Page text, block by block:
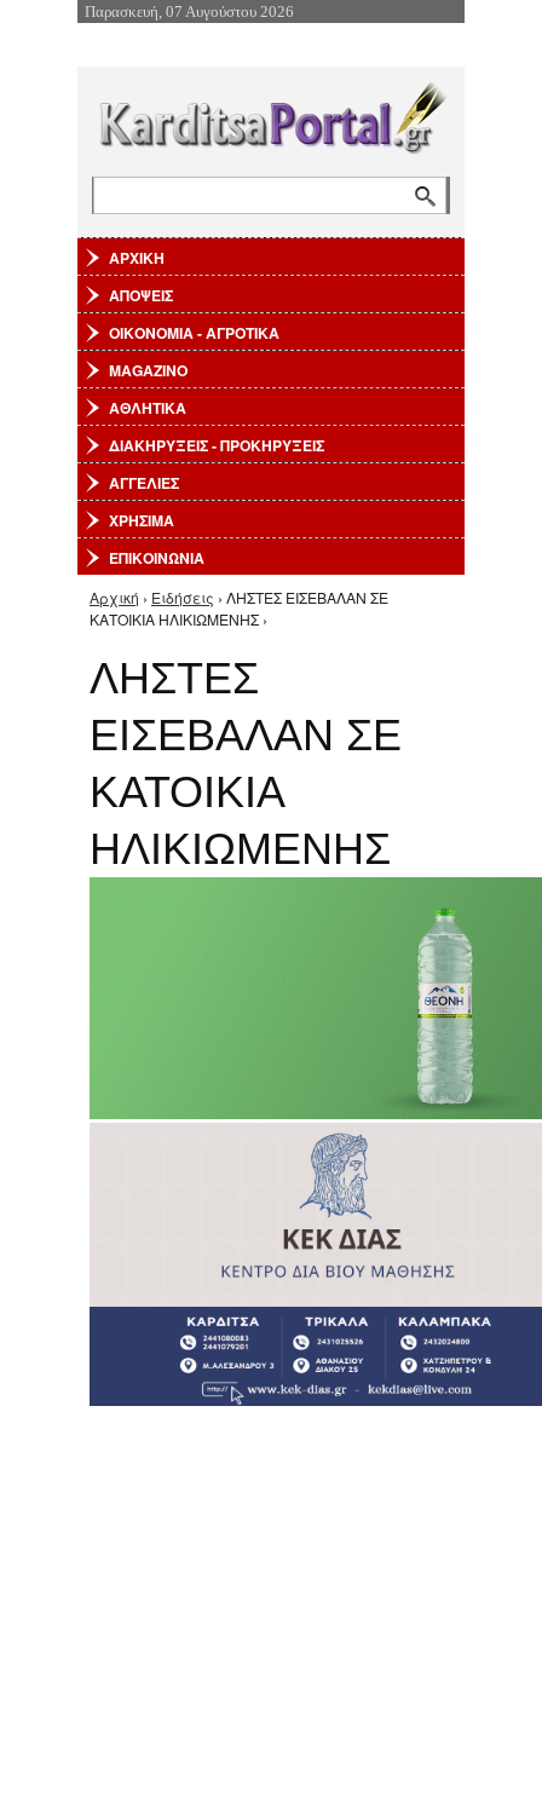
Επιστροφή στην Πλοήγηση
Παρασκευή, 07 Αυγούστου 2026
ΑΡΧΙΚΗ
ΑΠΟΨΕΙΣ
ΟΙΚΟΝΟΜΙΑ - ΑΓΡΟΤΙΚΑ
MAGAZINO
ΑΘΛΗΤΙΚΑ
ΔΙΑΚΗΡΥΞΕΙΣ - ΠΡΟΚΗΡΥΞΕΙΣ
ΑΓΓΕΛΙΕΣ
ΧΡΗΣΙΜΑ
ΕΠΙΚΟΙΝΩΝΙΑ
Είστε εδώ
Αρχική › Ειδήσεις › ΛΗΣΤΕΣ ΕΙΣΕΒΑΛΑΝ ΣΕ
ΚΑΤΟΙΚΙΑ ΗΛΙΚΙΩΜΕΝΗΣ ›
ΛΗΣΤΕΣ
ΕΙΣΕΒΑΛΑΝ ΣΕ
ΚΑΤΟΙΚΙΑ
ΗΛΙΚΙΩΜΕΝΗΣ